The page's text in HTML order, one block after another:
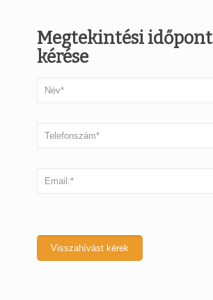
Megtekintési időpont
kérése